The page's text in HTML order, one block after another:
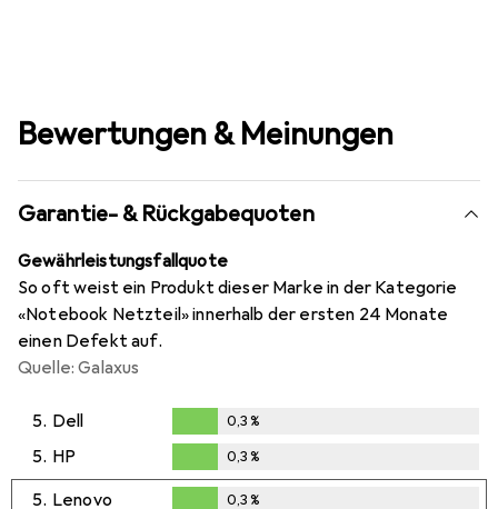
Bewertungen & Meinungen
Garantie- & Rückgabequoten
Gewährleistungsfallquote
So oft weist ein Produkt dieser Marke in der Kategorie
«Notebook Netzteil» innerhalb der ersten 24 Monate
einen Defekt auf.
Quelle: Galaxus
5. Dell
0,3%
0,3%
5. HP
0,3%
0,3%
5. Lenovo 0,3%